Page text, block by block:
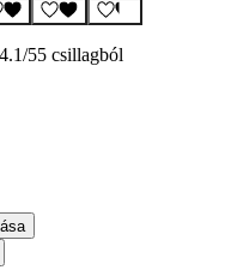
4.1/55 csillagból